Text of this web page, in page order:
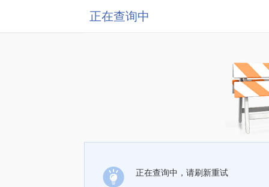
正在查询中
正在查询中，请刷新重试